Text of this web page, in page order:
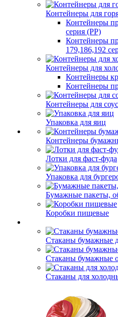
Контейнеры для
Контейнеры
серия (PP)
Контейнеры
179,186,192
Контейнеры для
Контейнеры
Контейнеры
Контейнеры для
Упаковка для яиц
Контейнеры
Лотки для фаст-фуда
Упаковка для
Бумажные пакеты,
Коробки пищевые
Стаканы бумажные
Стаканы бумажные
Стаканы для